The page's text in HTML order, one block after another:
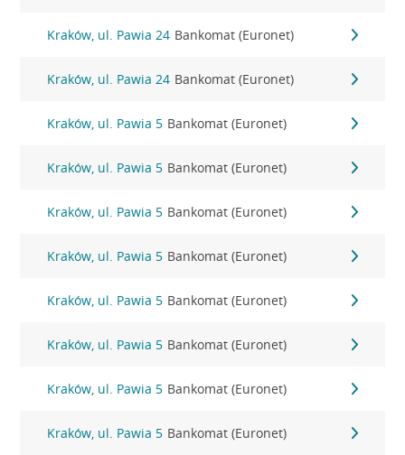
Kraków, ul. Pawia 24 Bankomat (Euronet)
Kraków, ul. Pawia 24 Bankomat (Euronet)
Kraków, ul. Pawia 5 Bankomat (Euronet)
Kraków, ul. Pawia 5 Bankomat (Euronet)
Kraków, ul. Pawia 5 Bankomat (Euronet)
Kraków, ul. Pawia 5 Bankomat (Euronet)
Kraków, ul. Pawia 5 Bankomat (Euronet)
Kraków, ul. Pawia 5 Bankomat (Euronet)
Kraków, ul. Pawia 5 Bankomat (Euronet)
Kraków, ul. Pawia 5 Bankomat (Euronet)